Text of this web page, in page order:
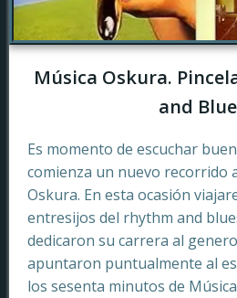
Música Oskura.
and
Es momento de escuchar
comienza un nuevo recorrido
Oskura. En esta ocasión
entresijos del rhythm and
dedicaron su carrera al
apuntaron puntualmente al
los sesenta minutos de